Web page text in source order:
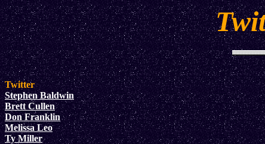
Twitter
Stephen Baldwin
Brett Cullen
Don Franklin
Melissa Leo
Ty Miller